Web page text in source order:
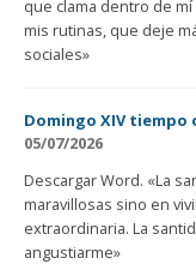
que clama dentro de
mis rutinas, que deje
sociales»
Domingo XIV tiempo
05/07/2026
Descargar Word. «La
maravillosas sino en
extraordinaria. La
angustiarme»